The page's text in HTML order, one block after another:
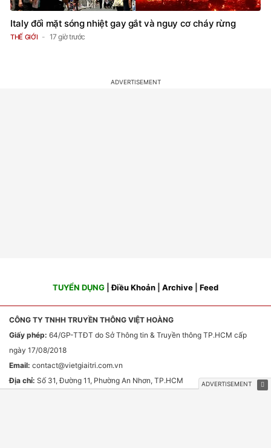
Italy đối mặt sóng nhiệt gay gắt và nguy cơ cháy rừng
THẾ GIỚI 17 giờ trước
TUYỂN DỤNG |Điều Khoản Archive Feed
CÔNG TY TNHH TRUYỀN THÔNG VIỆT HOÀNG
Giấy phép: 64/GP-TTĐT do Sở Thông tin & Truyền thông TP.HCM cấp
ngày 17/08/2018
Email: contact@vietgiaitri.com.vn
Địa chỉ: Số 31, Đường 11, Phường An Nhơn, TP.HCM